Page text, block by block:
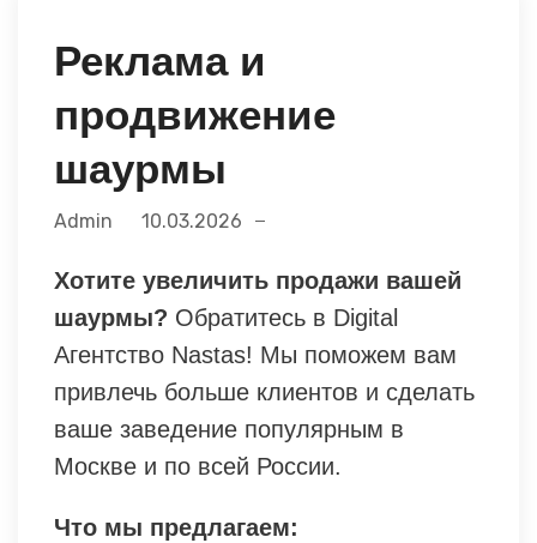
Реклама и
продвижение
шаурмы
Admin 10.03.2026
Хотите увеличить продажи вашей
шаурмы? Обратитесь в Digital
Агентство Nastas! Мы поможем вам
привлечь больше клиентов и сделать
ваше заведение популярным в
Москве и по всей России.
Что мы предлагаем: